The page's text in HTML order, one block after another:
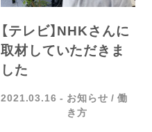
【テレビ】NHKさんに
取材していただきま
した
2021.03.16 お知らせ
働
き方